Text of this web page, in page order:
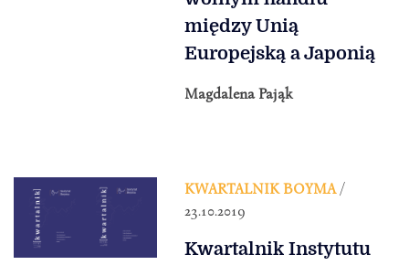
między Unią
Europejską a Japonią
Magdalena Pająk
KWARTALNIK BOYMA/
23.10.2019
Kwartalnik Instytutu